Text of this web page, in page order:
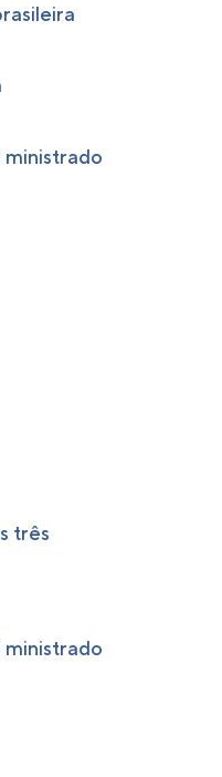
ministrado
três
ministrado